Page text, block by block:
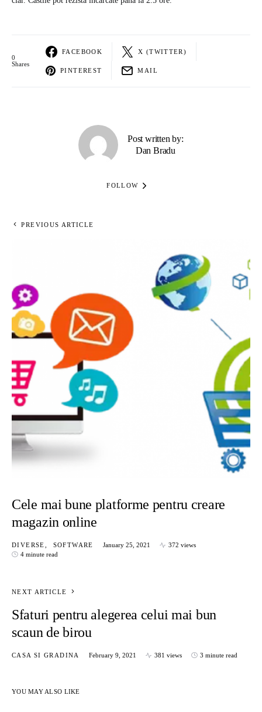
0
Shares
FACEBOOK X (TWITTER)
PINTEREST MAIL
Post written by:
Dan Bradu
FOLLOW
PREVIOUS ARTICLE
Cele mai bune platforme pentru creare
magazin online
DIVERSE SOFTWARE January 25, 2021
372 views
4 minute read
NEXT ARTICLE
Sfaturi pentru alegerea celui mai bun
scaun de birou
CASA SI GRADINA February 9, 2021 381 views 3 minute read
YOU MAY ALSO LIKE